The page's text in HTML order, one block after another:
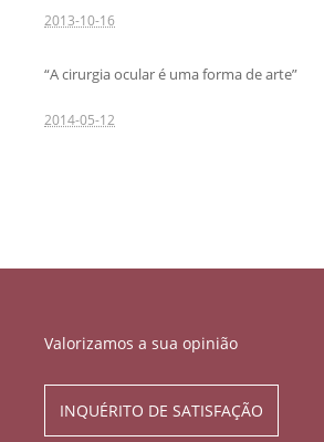
2013-10-16
“A cirurgia ocular é uma forma de arte”
2014-05-12
Valorizamos a sua opinião
INQUÉRITO DE SATISFAÇÃO